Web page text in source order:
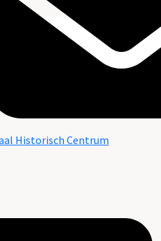
Historisch Centrum